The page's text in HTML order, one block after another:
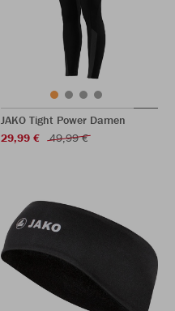
JAKO Tight Power Damen
29,99 €
49,99 €